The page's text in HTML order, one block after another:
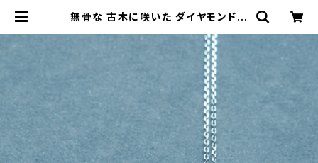
無骨な 古木に咲いた ダイヤモンドの
ユニセックス | cloud-blue